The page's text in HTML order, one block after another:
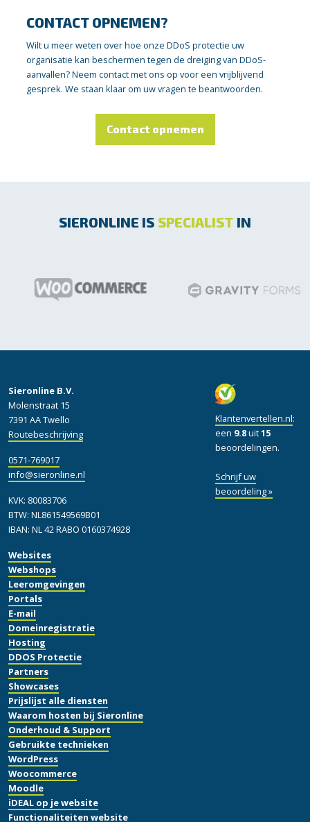
CONTACT OPNEMEN?
Wilt u meer weten over hoe onze DDoS protectie uw
organisatie kan beschermen tegen de dreiging van DDoS-
aanvallen? Neem contact met ons op voor een vrijblijvend
gesprek. We staan klaar om uw vragen te beantwoorden.
Contact opnemen
SIERONLINE IS SPECIALIST IN
Websites
Webshops
Leeromgevingen
Portals
E-mail
Domeinregistratie
Hosting
DDOS Protectie
Partners
Showcases
Prijslijst alle diensten
Waarom hosten bij Sieronline
Onderhoud & Support
Gebruikte technieken
WordPress
Woocommerce
Moodle
iDEAL op je website
Functionaliteiten website
Klantenvertellen.nl:
een 9.8uit15
beoordelingen.
Schrijf uw
beoordeling »
Sieronline B.V.
Molenstraat 15
7391 AA Twello
Routebeschrijving
0571-769017
info@sieronline.nl
KVK: 80083706
BTW: NL861549569B01
IBAN: NL 42 RABO 0160374928